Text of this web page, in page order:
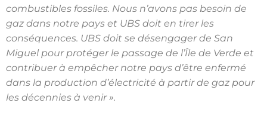
combustibles fossiles. Nous n’avons pas besoin de
gaz dans notre pays et UBS doit en tirer les
conséquences. UBS doit se désengager de San
Miguel pour protéger le passage de l’Île de Verde et
contribuer à empêcher notre pays d’être enfermé
dans la production d’électricité à partir de gaz pour
les décennies à venir ».